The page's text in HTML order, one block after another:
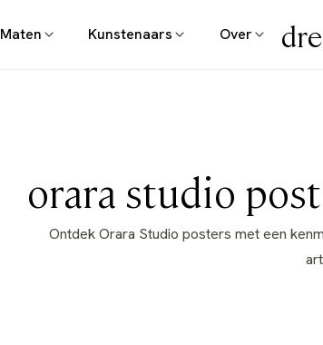
Maten Kunstenaars Over
Collectie:
orara studio
Ontdek Orara Studio posters met een